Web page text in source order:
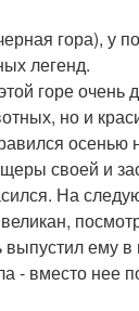
гора), у
легенд.
горе очень
но и
осенью
своей и
На
ему в
- вместо нее